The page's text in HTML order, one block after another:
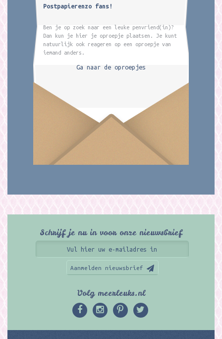
Postpapierenzo fans!
Ben je op zoek naar een leuke penvriend(in)?
Dan kun je hier je oproepje plaatsen. Je kunt
natuurlijk ook reageren op een oproepje van
iemand anders.
Ga naar de oproepjes
Schrijf je nu in voor onze nieuwsbrief
Aanmelden nieuwsbrief
Volg meerleuks.nl